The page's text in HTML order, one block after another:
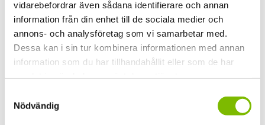
vidarebefordrar även sådana identifierare och annan
information från din enhet till de sociala medier och
annons- och analysföretag som vi samarbetar med.
Dessa kan i sin tur kombinera informationen med annan
information som du har tillhandahållit eller som de har
Nödvändig
NCSS0502Y Vit, Ral 9005 Svart, DB703 Grå